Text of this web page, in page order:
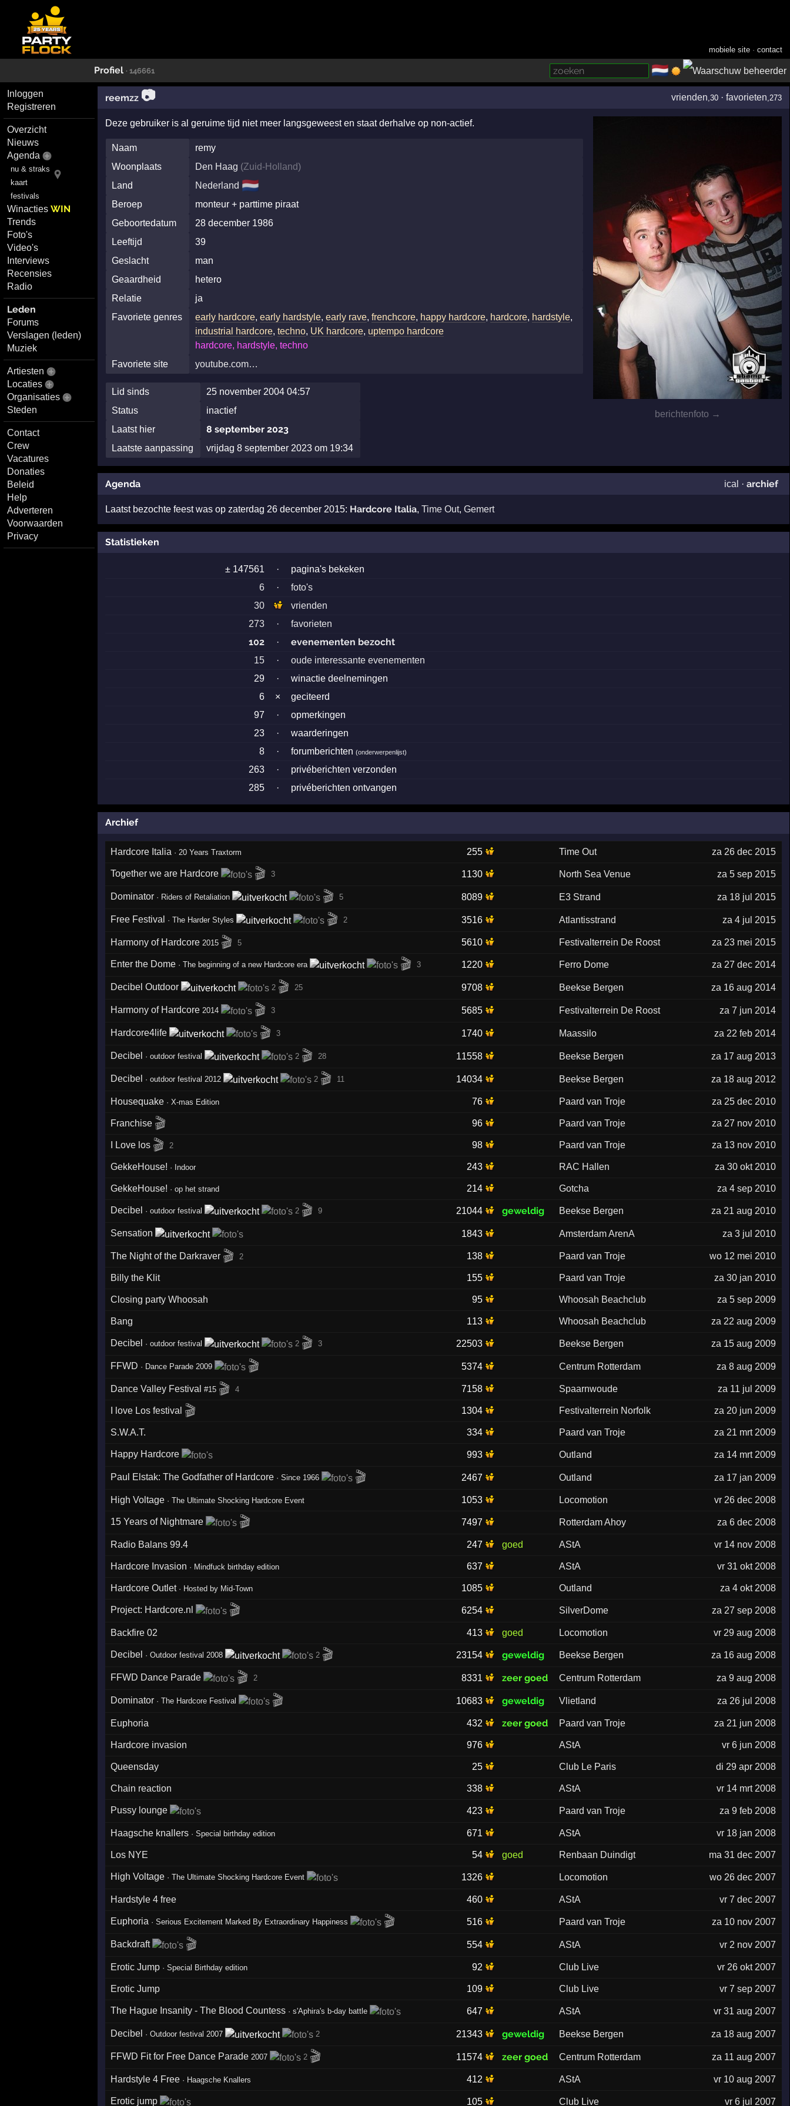
mobiele site ·contact
Profiel · 146661 🇳🇱
Inloggen
Registreren
Overzicht
Nieuws
Agenda
nu & straks
kaart
festivals
WinactiesWIN
Trends
Foto's
Video's
Interviews
Recensies
Radio
Leden
Forums
Verslagen (leden)
Muziek
Artiesten
Locaties
Organisaties
Steden
Contact
Crew
Vacatures
Donaties
Beleid
Help
Adverteren
Voorwaarden
Privacy
reemzz 📷 vrienden ,30 ·favorieten ,273
berichtenfoto →
Deze gebruiker is al geruime tijd niet meer langsgeweest en staat derhalve op non-actief.
Naam
remy
Woonplaats
Den Haag (Zuid-Holland)
Land
Nederland 🇳🇱
Beroep
monteur + parttime piraat
Geboortedatum
28 december 1986
Leeftijd
39
Geslacht
man
Geaardheid
hetero
Relatie
ja
Favoriete genres
early hardcore,early hardstyle,early rave,frenchcore, happy hardcore, hardcore, hardstyle,
industrial hardcore,techno, UK hardcore, uptempo hardcore
hardcore, hardstyle, techno
Favoriete site
youtube.com…
Lid sinds
25 november 2004 04:57
Status
inactief
Laatst hier
8 september 2023
Laatste aanpassing vrijdag 8 september 2023 om 19:34
Agenda ical · archief
Laatst bezochte feest was op zaterdag 26 december 2015: Hardcore Italia, Time Out, Gemert
Statistieken
± 147561 ·
pagina's bekeken
6
·
foto's
30
vrienden
273
· favorieten
102 · evenementen bezocht
15 ·
oude interessante evenementen
29
·
winactie deelnemingen
6
×
geciteerd
97
·
opmerkingen
23
·
waarderingen
8
· forumberichten(onderwerpenlijst)
263 ·
privéberichten verzonden
285
· privéberichten ontvangen
Archief
Hardcore Italia ·20 Years Traxtorm 255 Time Out za 26 dec 2015
Together we are Hardcore 🎬 3 1130 North Sea Venue za 5 sep 2015
Dominator · Riders of Retaliation 🎬 5 8089 E3 Strand za 18 jul 2015
Free Festival ·The Harder Styles 🎬 2 3516 Atlantisstrand za 4 jul 2015
Harmony of Hardcore 2015 🎬 5 5610 Festivalterrein De Roost za 23 mei 2015
Enter the Dome ·The beginning of a new Hardcore era 🎬 3 1220 Ferro Dome za 27 dec 2014
Decibel Outdoor 2 🎬 25 9708 Beekse Bergen za 16 aug 2014
Harmony of Hardcore 2014 🎬 3 5685 Festivalterrein De Roost za 7 jun 2014
Hardcore4life 🎬 3 1740 Maassilo za 22 feb 2014
Decibel ·outdoor festival 2 🎬 28 11558 Beekse Bergen za 17 aug 2013
Decibel ·outdoor festival 2012 2 🎬 11 14034 Beekse Bergen za 18 aug 2012
Housequake ·X-mas Edition 76 Paard van Troje za 25 dec 2010
Franchise 🎬 96 Paard van Troje za 27 nov 2010
I Love los 🎬 2 98 Paard van Troje za 13 nov 2010
GekkeHouse! · Indoor 243 RAC Hallen za 30 okt 2010
GekkeHouse! ·op het strand 214 Gotcha za 4 sep 2010
Decibel ·outdoor festival 2 🎬 9 21044 geweldig Beekse Bergen za 21 aug 2010
Sensation 1843 Amsterdam ArenA za 3 jul 2010
The Night of the Darkraver 🎬 2 138 Paard van Troje wo 12 mei 2010
Billy the Klit 155 Paard van Troje za 30 jan 2010
Closing party Whoosah 95 Whoosah Beachclub za 5 sep 2009
Bang 113 Whoosah Beachclub za 22 aug 2009
Decibel ·outdoor festival 2 🎬 3 22503 Beekse Bergen za 15 aug 2009
FFWD · Dance Parade 2009 🎬 5374 Centrum Rotterdam za 8 aug 2009
Dance Valley Festival#15 🎬 4 7158 Spaarnwoude za 11 jul 2009
I love Los festival 🎬 1304 Festivalterrein Norfolk za 20 jun 2009
S.W.A.T. 334 Paard van Troje za 21 mrt 2009
Happy Hardcore 993 Outland za 14 mrt 2009
Paul Elstak: The Godfather of Hardcore ·Since 1966 🎬 2467 Outland za 17 jan 2009
High Voltage ·The Ultimate Shocking Hardcore Event 1053 Locomotion vr 26 dec 2008
15 Years of Nightmare 🎬 7497 Rotterdam Ahoy za 6 dec 2008
Radio Balans 99.4 247 goed AStA vr 14 nov 2008
Hardcore Invasion · Mindfuck birthday edition 637 AStA vr 31 okt 2008
Hardcore Outlet · Hosted by Mid-Town 1085 Outland za 4 okt 2008
Project: Hardcore.nl 🎬 6254 SilverDome za 27 sep 2008
Backfire 02 413 goed Locomotion vr 29 aug 2008
Decibel ·Outdoor festival 2008 2 🎬 23154 geweldig Beekse Bergen za 16 aug 2008
FFWD Dance Parade 🎬 2 8331 zeer goed Centrum Rotterdam za 9 aug 2008
Dominator ·The Hardcore Festival 🎬 10683 geweldig Vlietland za 26 jul 2008
Euphoria 432 zeer goed Paard van Troje za 21 jun 2008
Hardcore invasion 976 AStA vr 6 jun 2008
Queensday 25 Club Le Paris di 29 apr 2008
Chain reaction 338 AStA vr 14 mrt 2008
Pussy lounge 423 Paard van Troje za 9 feb 2008
Haagsche knallers ·Special birthday edition 671 AStA vr 18 jan 2008
Los NYE 54 goed Renbaan Duindigt ma 31 dec 2007
High Voltage ·The Ultimate Shocking Hardcore Event 1326 Locomotion wo 26 dec 2007
Hardstyle 4 free 460 AStA vr 7 dec 2007
Euphoria · Serious Excitement Marked By Extraordinary Happiness 🎬 516 Paard van Troje za 10 nov 2007
Backdraft 🎬 554 AStA vr 2 nov 2007
Erotic Jump ·Special Birthday edition 92 Club Live vr 26 okt 2007
Erotic Jump 109 Club Live vr 7 sep 2007
The Hague Insanity - The Blood Countess ·s'Aphira's b-day battle 647 AStA vr 31 aug 2007
Decibel ·Outdoor festival 2007 2 21343 geweldig Beekse Bergen za 18 aug 2007
FFWD Fit for Free Dance Parade 2007 2 🎬 11574 zeer goed Centrum Rotterdam za 11 aug 2007
Hardstyle 4 Free · Haagsche Knallers 412 AStA vr 10 aug 2007
Erotic jump 105 Club Live vr 6 jul 2007